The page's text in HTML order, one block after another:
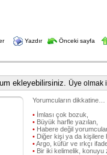
Yazdır Önceki sayfa
ekleyebilirsiniz. Üye olmak
Yorumcuların dikkatine…
• İmlası çok bozuk,
• Büyük harfle yazılan,
• Habere değil
• Diğer kişi ya da kişilere
•Argo, küfür ve ırkçı
• Bir iki kelimelik, konuyu